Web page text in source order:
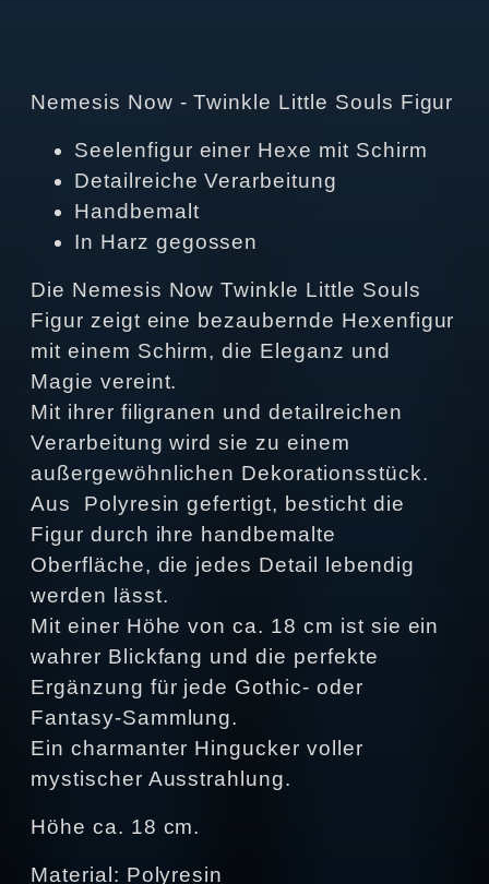
Nemesis Now - Twinkle Little Souls Figur
Seelenfigur einer Hexe mit Schirm
Detailreiche Verarbeitung
Handbemalt
In Harz gegossen
Die Nemesis Now Twinkle Little Souls
Figur zeigt eine bezaubernde Hexenfigur
mit einem Schirm, die Eleganz und
Magie vereint.
Mit ihrer filigranen und detailreichen
Verarbeitung wird sie zu einem
außergewöhnlichen Dekorationsstück.
Aus Polyresin gefertigt, besticht die
Figur durch ihre handbemalte
Oberfläche, die jedes Detail lebendig
werden lässt.
Mit einer Höhe von ca. 18 cm ist sie ein
wahrer Blickfang und die perfekte
Ergänzung für jede Gothic- oder
Fantasy-Sammlung.
Ein charmanter Hingucker voller
mystischer Ausstrahlung.
Höhe ca. 18 cm.
Material: Polyresin